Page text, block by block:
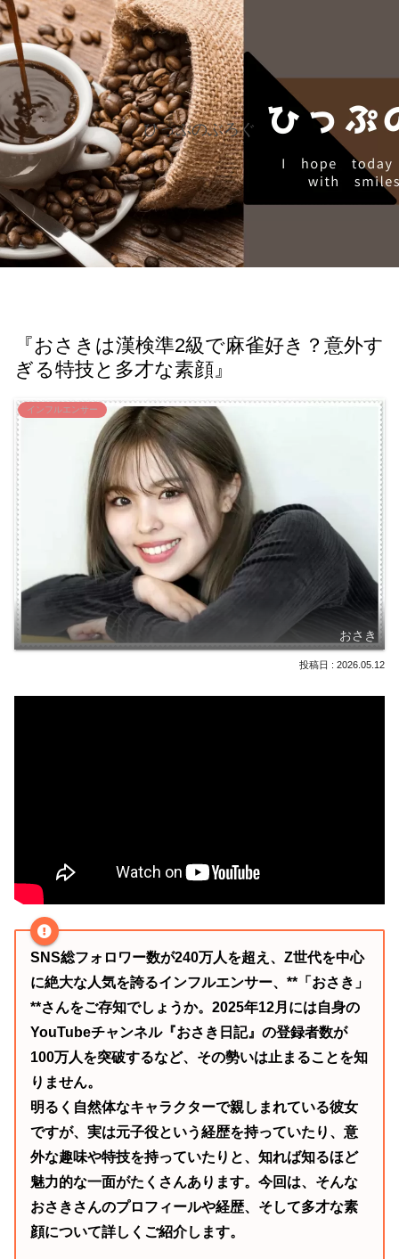
ひっぷのぶろぐ
『おさきは漢検準2級で麻雀好き？意外す
ぎる特技と多才な素顔』
インフルエンサー
おさき
2026.05.12
SNS総フォロワー数が240万人を超え、Z世代を中心
に絶大な人気を誇るインフルエンサー、**「おさき」
**さんをご存知でしょうか。2025年12月には自身の
YouTubeチャンネル『おさき日記』の登録者数が
100万人を突破するなど、その勢いは止まることを知
りません。
明るく自然体なキャラクターで親しまれている彼女
ですが、実は元子役という経歴を持っていたり、意
外な趣味や特技を持っていたりと、知れば知るほど
魅力的な一面がたくさんあります。今回は、そんな
おさきさんのプロフィールや経歴、そして多才な素
顔について詳しくご紹介します。